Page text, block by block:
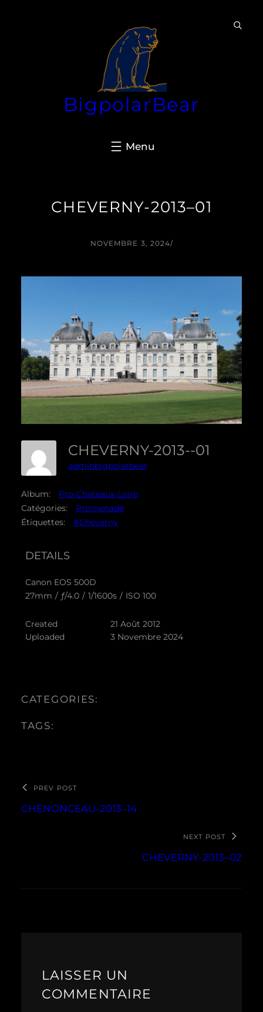
BigpolarBear
CHEVERNY-2013–01
NOVEMBRE 3, 2024/
CHEVERNY-2013--01
adminbigpolarbear
Album:
Pro-Chateaux-Loire
Catégories:
Promenade
Étiquettes:
#Cheverny
DETAILS
Canon EOS 500D
27mm / ƒ/4.0 / 1/1600s / ISO 100
Created
21 Août 2012
Uploaded
3 Novembre 2024
CATEGORIES:
TAGS:
PREV POST
CHENONCEAU-2013–14
NEXT POST
CHEVERNY-2013–02
LAISSER UN
COMMENTAIRE